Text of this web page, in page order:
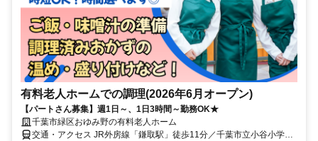
有料老人ホームでの調理(2026年6月オープン)
【パートさん募集】週1日～、1日3時間～勤務OK★
千葉市緑区おゆみ野の有料老人ホーム
交通・アクセス JR外房線「鎌取駅」徒歩11分／千葉市立小谷小学校